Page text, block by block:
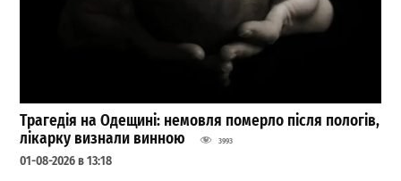
Трагедія на Одещині: немовля померло після пологів,
лікарку визнали винною
3993
01-08-2026 в 13:18